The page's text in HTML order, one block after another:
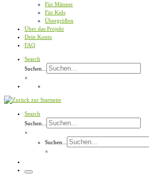
Für Männer
Für Kids
Übergrößen
Über das Projekt
Dein Konto
FAQ
Search
Suchen...
×
Search
Suchen...
×
Suchen...
×
Menü